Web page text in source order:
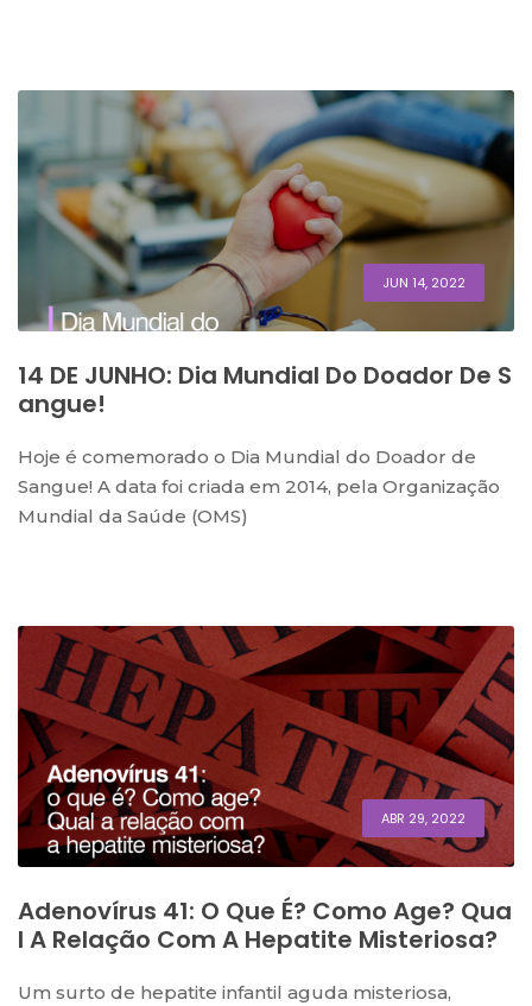
JUN 14, 2022
14 DE JUNHO: Dia Mundial Do Doador De S
Angue!
Hoje é comemorado o Dia Mundial do Doador de
Sangue! A data foi criada em 2014, pela Organização
Mundial da Saúde (OMS)
ABR 29, 2022
Adenovírus 41: O Que É? Como Age? Qua
L A Relação Com A Hepatite Misteriosa?
Um surto de hepatite infantil aguda misteriosa,